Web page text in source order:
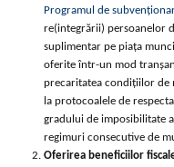
Programul de
re(integrării) persoanelor
suplimentar pe piața
oferite într-un mod
precaritatea condițiilor de
la protocoalele de
gradului de imposibilitate
regimuri consecutive de
Oferirea beneficiilor